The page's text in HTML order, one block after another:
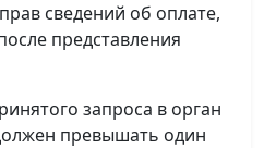
сведений об оплате,
представления
запроса в орган
превышать один